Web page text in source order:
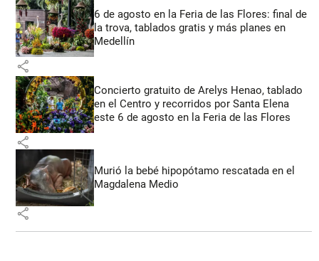
6 de agosto en la Feria de las Flores: final de
la trova, tablados gratis y más planes en
Medellín
share
Concierto gratuito de Arelys Henao, tablado
en el Centro y recorridos por Santa Elena
este 6 de agosto en la Feria de las Flores
share
Murió la bebé hipopótamo rescatada en el
Magdalena Medio
share